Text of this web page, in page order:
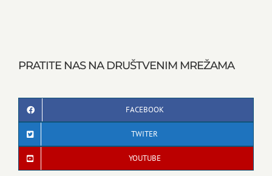
FACEBOOK
TWITER
YOUTUBE